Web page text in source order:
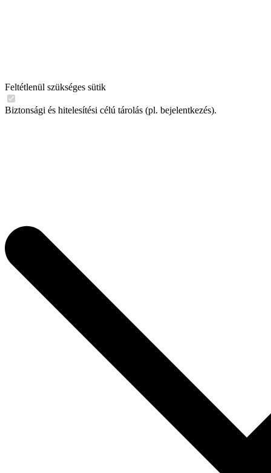
Feltétlenül szükséges sütik
Biztonsági és hitelesítési célú tárolás (pl. bejelentkezés).